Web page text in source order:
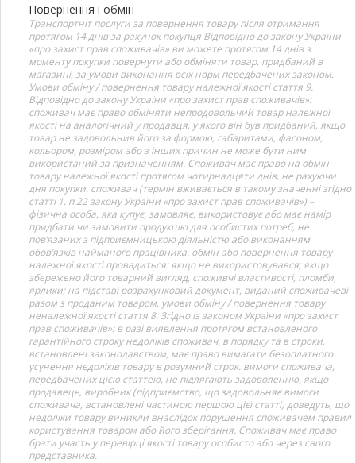
Повернення і обмін
Транспортніт послуги за повернення товару після отримання
протягом 14 днів за рахунок покупця Відповідно до закону України
«про захист прав споживачів» ви можете протягом 14 днів з
моменту покупки повернути або обміняти товар, придбаний в
магазині, за умови виконання всіх норм передбачених законом.
Умови обміну / повернення товару належної якості стаття 9.
Відповідно до закону України «про захист прав споживачів»:
споживач має право обміняти непродовольчий товар належної
якості на аналогічний у продавця, у якого він був придбаний, якщо
товар не задовольнив його за формою, габаритами, фасоном,
кольором, розміром або з інших причин не може бути ним
використаний за призначенням. Споживач має право на обмін
товару належної якості протягом чотирнадцяти днів, не рахуючи
дня покупки. споживач (термін вживається в такому значенні згідно
статті 1. п.22 закону України «про захист прав споживачів») –
фізична особа, яка купує, замовляє, використовує або має намір
придбати чи замовити продукцію для особистих потреб, не
пов’язаних з підприємницькою діяльністю або виконанням
обов’язків найманого працівника. обмін або повернення товару
належної якості провадиться: якщо не використовувався; якщо
збережено його товарний вигляд, споживчі властивості, пломби,
ярлики; на підставі розрахунковий документ, виданий споживачеві
разом з проданим товаром. умови обміну / повернення товару
неналежної якості стаття 8. Згідно із законом України «про захист
прав споживачів»: в разі виявлення протягом встановленого
гарантійного строку недоліків споживач, в порядку та в строки,
встановлені законодавством, має право вимагати безоплатного
усунення недоліків товару в розумний строк. вимоги споживача,
передбачених цією статтею, не підлягають задоволенню, якщо
продавець, виробник (підприємство, що задовольняє вимоги
споживача, встановлені частиною першою цієї статті) доведуть, що
недоліки товару виникли внаслідок порушення споживачем правил
користування товаром або його зберігання. Споживач має право
брати участь у перевірці якості товару особисто або через свого
представника.